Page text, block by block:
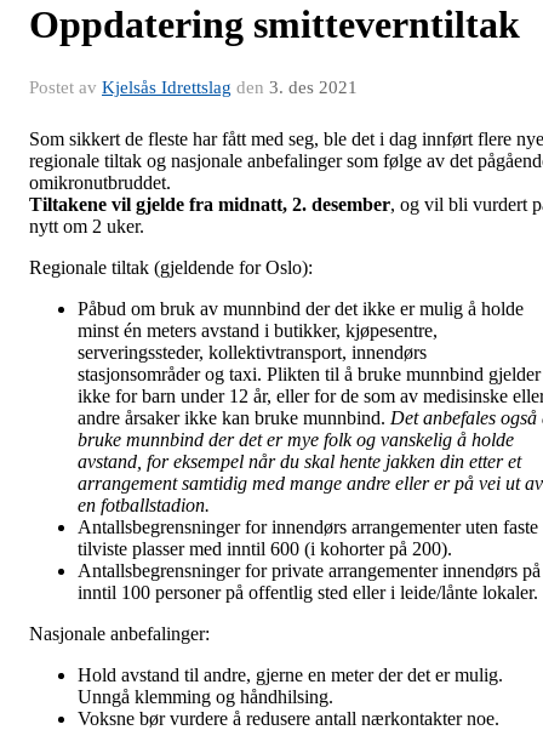
Oppdatering smitteverntiltak
Postet av Kjelsås Idrettslag den 3. des 2021
Som sikkert de fleste har fått med seg, ble det i dag innført flere nye
regionale tiltak og nasjonale anbefalinger som følge av det
omikronutbruddet.
Tiltakene vil gjelde fra midnatt, 2. desember, og vil bli vurdert
nytt om 2 uker.
Regionale tiltak (gjeldende for Oslo):
Påbud om bruk av munnbind der det ikke er mulig å holde
minst én meters avstand i butikker, kjøpesentre,
serveringssteder, kollektivtransport, innendørs
stasjonsområder og taxi. Plikten til å bruke munnbind gjelder
ikke for barn under 12 år, eller for de som av medisinske
andre årsaker ikke kan bruke munnbind. Det anbefales også
bruke munnbind der det er mye folk og vanskelig å holde
avstand, for eksempel når du skal hente jakken din etter et
arrangement samtidig med mange andre eller er på vei ut av
en fotballstadion.
Antallsbegrensninger for innendørs arrangementer uten faste
tilviste plasser med inntil 600 (i kohorter på 200).
Antallsbegrensninger for private arrangementer innendørs på
inntil 100 personer på offentlig sted eller i leide/lånte lokaler.
Nasjonale anbefalinger:
Hold avstand til andre, gjerne en meter der det er mulig.
Unngå klemming og håndhilsing.
Voksne bør vurdere å redusere antall nærkontakter noe.